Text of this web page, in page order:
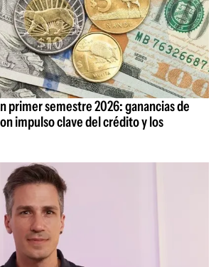
primer semestre 2026: ganancias de
impulso clave del crédito y los